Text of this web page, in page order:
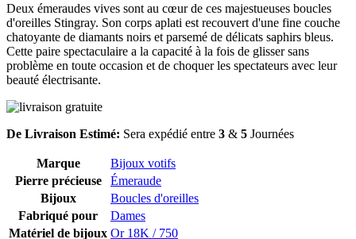
Deux émeraudes vives sont au cœur de ces majestueuses boucles
d'oreilles Stingray. Son corps aplati est recouvert d'une fine couche
chatoyante de diamants noirs et parsemé de délicats saphirs bleus.
Cette paire spectaculaire a la capacité à la fois de glisser sans
problème en toute occasion et de choquer les spectateurs avec leur
beauté électrisante.
De Livraison Estimé: Sera expédié entre 3 & 5 Journées
Marque
Bijoux votifs
Pierre précieuse
Émeraude
Bijoux
Boucles d'oreilles
Fabriqué pour
Dames
Matériel de bijoux Or 18K / 750